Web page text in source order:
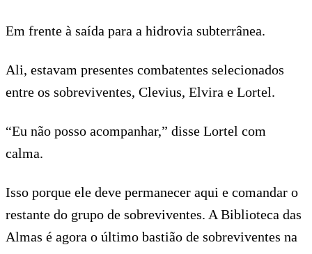
Em frente à saída para a hidrovia subterrânea.
Ali, estavam presentes combatentes selecionados
entre os sobreviventes, Clevius, Elvira e Lortel.
“Eu não posso acompanhar,” disse Lortel com
calma.
Isso porque ele deve permanecer aqui e comandar o
restante do grupo de sobreviventes. A Biblioteca das
Almas é agora o último bastião de sobreviventes na